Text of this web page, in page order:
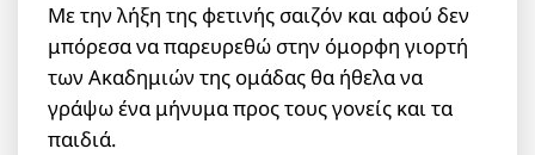
Με την λήξη της φετινής σαιζόν και αφού δεν
μπόρεσα να παρευρεθώ στην όμορφη γιορτή
των Ακαδημιών της ομάδας θα ήθελα να
γράψω ένα μήνυμα προς τους γονείς και τα
παιδιά.